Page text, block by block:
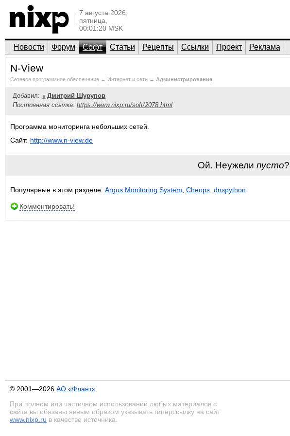
7 августа 2026,
пятница,
00:01:20 MSK
Новости Форум Софт Статьи Рецепты Ссылки Проект Реклама
N-View
Сетевое программное обеспечение → Интернет и сети → Администрирование
Добавил:
Дмитрий Шурупов
Постоянная ссылка: https://www.nixp.ru/soft/2078.html
Программа мониторинга небольших сетей.
Сайт: http://www.n-view.de
Ой. Неужели пусто?
Популярные в этом разделе: Argus Monitoring System Cheops dnspython
Комментировать!
© 2001—2026 АО «Флант»
При полном или частичном использовании любых материалов с
сайта вы обязаны явным образом указывать гиперссылку на сайт
www.nixp.ru в качестве источника.